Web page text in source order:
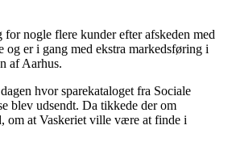
for nogle flere kunder efter afskeden med
og er i gang med ekstra markedsføring i
af Aarhus.
hvor sparekataloget fra Sociale
blev udsendt. Da tikkede der om
om at Vaskeriet ville være at finde i